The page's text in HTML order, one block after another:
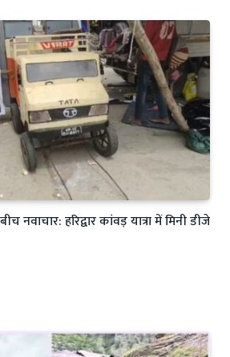
नवाचार: हरिद्वार कांवड़ यात्रा में मिनी डीजे